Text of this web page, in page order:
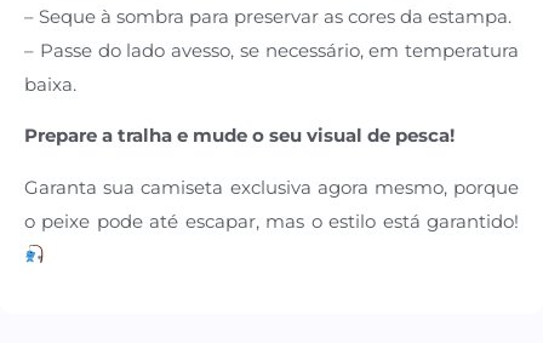
– Seque à sombra para preservar as cores da estampa.
– Passe do lado avesso, se necessário, em temperatura
baixa.
Prepare a tralha e mude o seu visual de pesca!
Garanta sua camiseta exclusiva agora mesmo, porque
o peixe pode até escapar, mas o estilo está garantido!